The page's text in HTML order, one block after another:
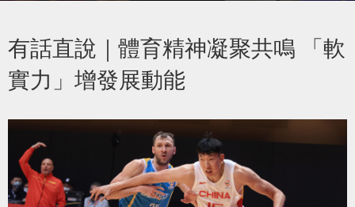
有話直說｜體育精神凝聚共鳴 「軟
實力」增發展動能